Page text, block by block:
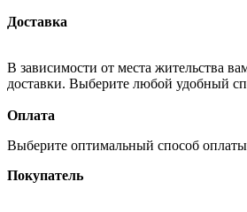
Доставка
В зависимости от места жительства
доставки. Выберите любой удобный
Оплата
Выберите оптимальный способ
Покупатель